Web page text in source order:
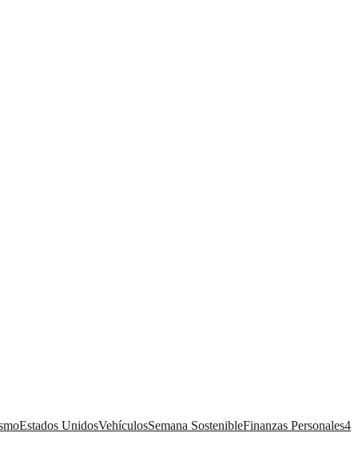
Estados UnidosVehículosSemana SostenibleFinanzas Personales4